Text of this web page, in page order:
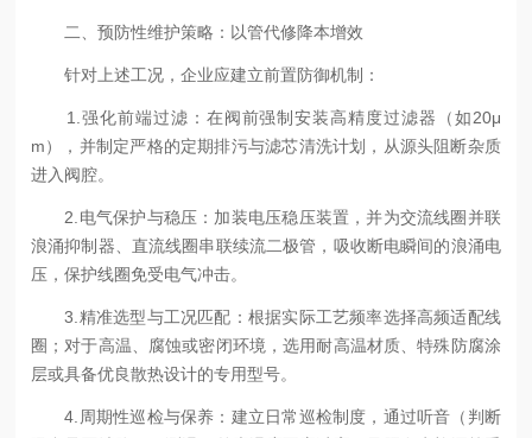
二、预防性维护策略：以管代修降本增效
针对上述工况，企业应建立前置防御机制：
1.强化前端过滤：在阀前强制安装高精度过滤器（如20μ
m），并制定严格的定期排污与滤芯清洗计划，从源头阻断杂质
进入阀腔。
2.电气保护与稳压：加装电压稳压装置，并为交流线圈并联
浪涌抑制器、直流线圈串联续流二极管，吸收断电瞬间的浪涌电
压，保护线圈免受电气冲击。
3.精准选型与工况匹配：根据实际工艺频率选择高频适配线
圈；对于高温、腐蚀或密闭环境，选用耐高温材质、特殊防腐涂
层或具备优良散热设计的专用型号。
4.周期性巡检与保养：建立日常巡检制度，通过听音（判断